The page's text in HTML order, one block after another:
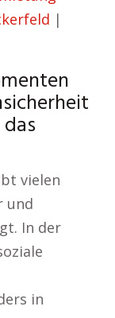
|
vielen
und
In der
in